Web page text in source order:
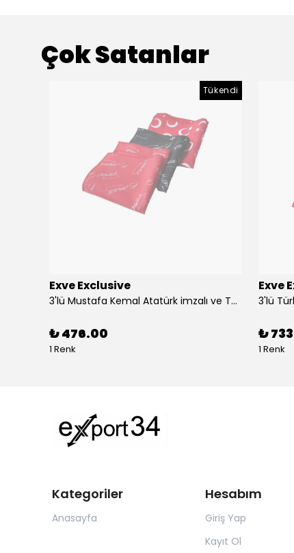
Çok Satanlar
Tükendi
Exve Exclusive
3'lü Mustafa Kemal Atatürk imzalı ve Türkiye Ay Yıldız Bayraklı Kadın Fular Seti
₺ 476.00
1 Renk
Exve
₺
1 Renk
Kategoriler
Anasayfa
Hesabım
Giriş Yap
Kayıt Ol